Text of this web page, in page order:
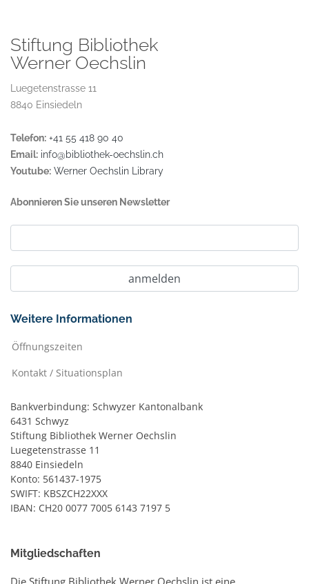
Stiftung Bibliothek
Werner Oechslin
Luegetenstrasse 11
8840 Einsiedeln
Telefon: +41 55 418 90 40
Email: info@bibliothek-oechslin.ch
Youtube: Werner Oechslin Library
Abonnieren Sie unseren Newsletter
Weitere Informationen
Öffnungszeiten
Kontakt / Situationsplan
Bankverbindung: Schwyzer Kantonalbank
6431 Schwyz
Stiftung Bibliothek Werner Oechslin
Luegetenstrasse 11
8840 Einsiedeln
Konto: 561437-1975
SWIFT: KBSZCH22XXX
IBAN: CH20 0077 7005 6143 7197 5
Mitgliedschaften
Die Stiftung Bibliothek Werner Oechslin ist eine